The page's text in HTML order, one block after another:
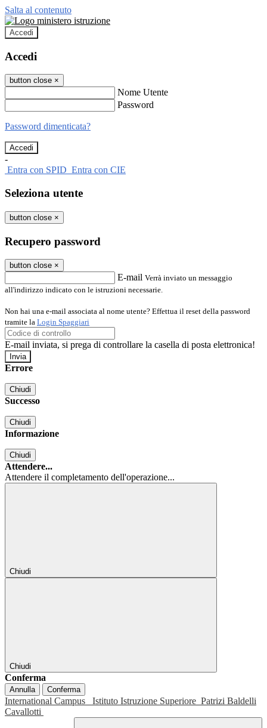
Salta al contenuto
Accedi
Accedi
button close ×
Nome Utente
Password
Password dimenticata?
-
Entra con SPID Entra con CIE
Seleziona utente
button close ×
Recupero password
button close ×
E-mail Verrà inviato un messaggio
all'indirizzo indicato con le istruzioni necessarie.
Non hai una e-mail associata al nome utente? Effettua il reset della password
tramite la Login Spaggiari
E-mail inviata, si prega di controllare la casella di posta elettronica!
Errore
Chiudi
Successo
Chiudi
Informazione
Chiudi
Attendere...
Attendere il completamento dell'operazione...
Chiudi
Chiudi
Conferma
Annulla Conferma
International Campus Istituto Istruzione Superiore Patrizi Baldelli
Cavallotti